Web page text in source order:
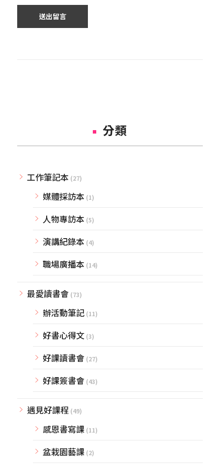
分類
工作筆記本 (27)
媒體採訪本 (1)
人物專訪本 (5)
演講紀錄本 (4)
職場廣播本 (14)
最愛讀書會 (73)
辦活動筆記 (11)
好書心得文 (3)
好課讀書會 (27)
好課簽書會 (43)
遇見好課程 (49)
感恩書寫課 (11)
盆栽園藝課 (2)